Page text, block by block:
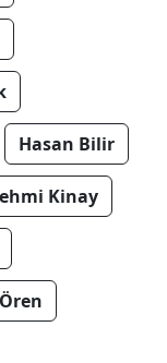
Hasan Bilir
Kinay